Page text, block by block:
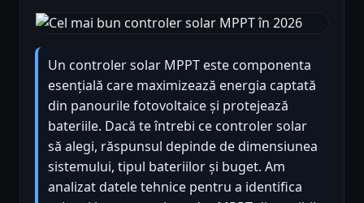
Un controler solar MPPT este componenta
esențială care maximizează energia captată
din panourile fotovoltaice și protejează
bateriile. Dacă te întrebi ce controler solar
să alegi, răspunsul depinde de dimensiunea
sistemului, tipul bateriilor și buget. Am
analizat datele tehnice pentru a identifica